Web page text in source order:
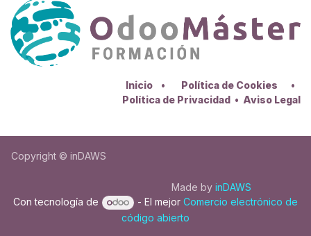
Inicio • Política de Cookies
•
Política de Privacidad • Aviso Legal
Copyright © inDAWS
Made by inDAWS
Con tecnología de
- El mejorComercio electrónico de
código abierto